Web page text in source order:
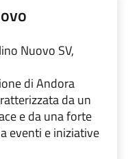
Nuovo SV,
di Andora
da un
e da una forte
eventi e iniziative